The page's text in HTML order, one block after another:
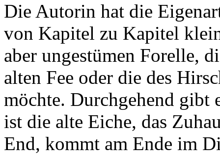
Die Autorin hat die
von Kapitel zu Kapitel
aber ungestümen Forelle,
alten Fee oder die des
möchte. Durchgehend gibt
ist die alte Eiche, das
End, kommt am Ende im